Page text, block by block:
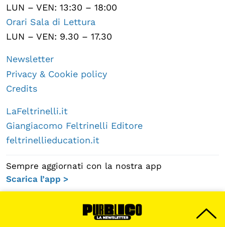
LUN – VEN: 13:30 – 18:00
Orari Sala di Lettura
LUN – VEN: 9.30 – 17.30
Newsletter
Privacy & Cookie policy
Credits
LaFeltrinelli.it
Giangiacomo Feltrinelli Editore
feltrinellieducation.it
Sempre aggiornati con la nostra app
Scarica l’app >